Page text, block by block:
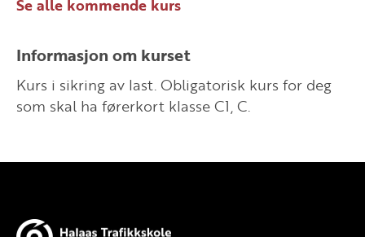
Se alle kommende kurs
Informasjon om kurset
Kurs i sikring av last. Obligatorisk kurs for deg
som skal ha førerkort klasse C1, C.